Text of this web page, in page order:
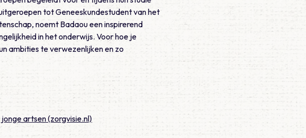
tot Geneeskundestudent van het
noemt Badaou een inspirerend
in het onderwijs. Voor hoe je
ambities te verwezenlijken en zo
artsen (zorgvisie.nl)